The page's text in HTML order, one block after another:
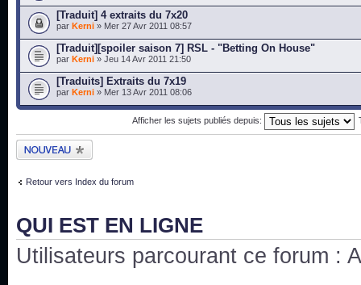
[Traduit] 4 extraits du 7x20
par Kerni » Mer 27 Avr 2011 08:57
[Traduit][spoiler saison 7] RSL - "Betting On House"
par Kerni » Jeu 14 Avr 2011 21:50
[Traduits] Extraits du 7x19
par Kerni » Mer 13 Avr 2011 08:06
Afficher les sujets publiés depuis:
Publier un nouveau
sujet
Retour vers Index du forum
QUI EST EN LIGNE
Utilisateurs parcourant ce forum :